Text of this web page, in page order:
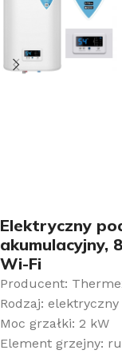
Elektryczny
akumulacyjny,
Wi-Fi
Producent:
Rodzaj: elektryczny
Moc grzałki: 2 kW
Element grzejny: